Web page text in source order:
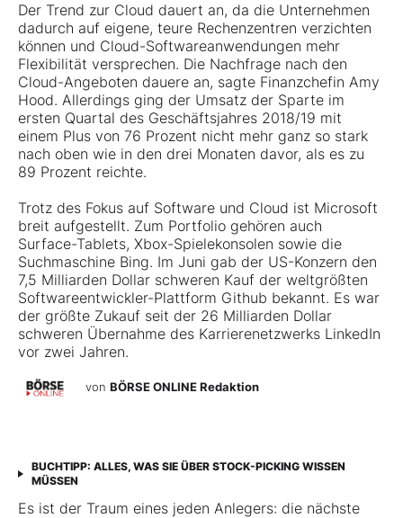
Der Trend zur Cloud dauert an, da die Unternehmen
dadurch auf eigene, teure Rechenzentren verzichten
können und Cloud-Softwareanwendungen mehr
Flexibilität versprechen. Die Nachfrage nach den
Cloud-Angeboten dauere an, sagte Finanzchefin Amy
Hood. Allerdings ging der Umsatz der Sparte im
ersten Quartal des Geschäftsjahres 2018/19 mit
einem Plus von 76 Prozent nicht mehr ganz so stark
nach oben wie in den drei Monaten davor, als es zu
89 Prozent reichte.
Trotz des Fokus auf Software und Cloud ist Microsoft
breit aufgestellt. Zum Portfolio gehören auch
Surface-Tablets, Xbox-Spielekonsolen sowie die
Suchmaschine Bing. Im Juni gab der US-Konzern den
7,5 Milliarden Dollar schweren Kauf der weltgrößten
Softwareentwickler-Plattform Github bekannt. Es war
der größte Zukauf seit der 26 Milliarden Dollar
schweren Übernahme des Karrierenetzwerks LinkedIn
vor zwei Jahren.
von BÖRSE ONLINE Redaktion
BUCHTIPP: ALLES, WAS SIE ÜBER STOCK-PICKING WISSEN
MÜSSEN
Es ist der Traum eines jeden Anlegers: die nächste